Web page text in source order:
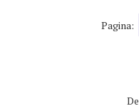
Pagina:
De